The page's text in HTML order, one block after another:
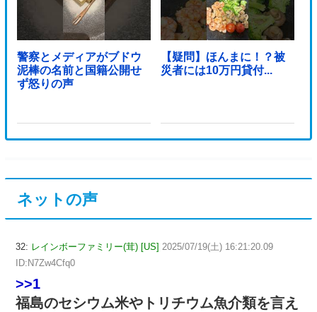
警察とメディアがブドウ
泥棒の名前と国籍公開せ
ず怒りの声
【疑問】ほんまに！？被
災者には10万円貸付...
ネットの声
32: レインボーファミリー(茸) [US] 2025/07/19(土) 16:21:20.09
ID:N7Zw4Cfq0
>>1
福島のセシウム米やトリチウム魚介類を言え